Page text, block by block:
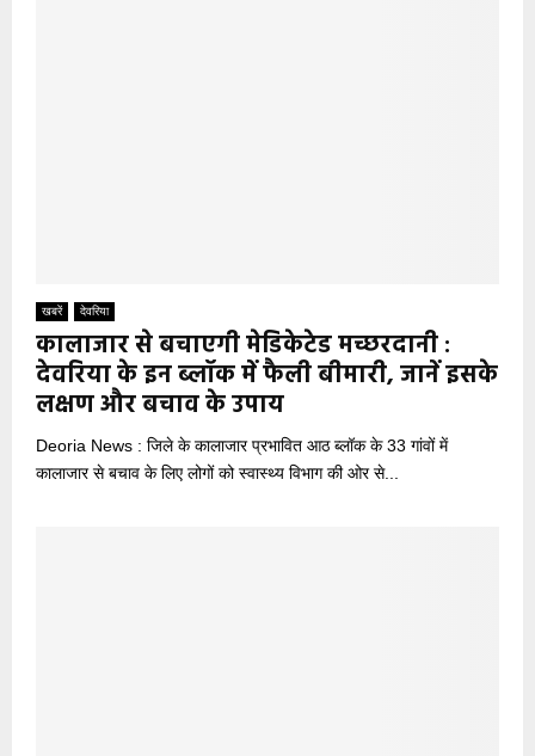
खबरें देवरिया
कालाजार से बचाएगी मेडिकेटेड मच्छरदानी :
देवरिया के इन ब्लॉक में फैली बीमारी, जानें इसके
लक्षण और बचाव के उपाय
Deoria News : जिले के कालाजार प्रभावित आठ ब्लॉक के 33 गांवों में
कालाजार से बचाव के लिए लोगों को स्वास्थ्य विभाग की ओर से...